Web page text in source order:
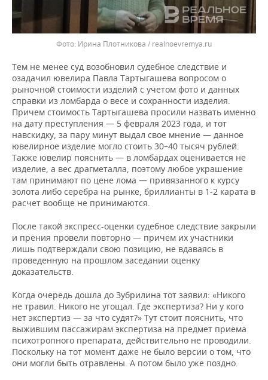
Ирина Плотникова / realnoevremya.ru
Тем не менее суд возобновил судебное следствие и
озадачил ювелира Павла Тартыгашева вопросом о
рыночной стоимости изделий с учетом фото и данных
справки из ломбарда о весе и сохранности изделия.
Причем стоимость Тартыгашева просили назвать именно
на дату преступления — 5 февраля 2023 года, и тот
навскидку, за пару минут выдал свое мнение — данное
ювелирное изделие могло стоить 30–40 тысяч рублей.
Также ювелир пояснить — в ломбардах оценивается не
изделие, а вес драгметалла, поэтому любое украшение
там принимают по цене лома — привязанного к курсу
золота либо серебра на рынке, бриллианты в 1-2 карата в
расчет вообще не принимаются.
После такой экспресс-оценки судебное следствие закрыли
и прения провели повторно — причем их участники
лишь подтверждали свою позицию, не вдаваясь в
проведенную на прошлом заседании оценку
доказательств.
Когда очередь дошла до Зубрилина тот заявил: «Никого
не травил. Никого не угощал. Где экспертиза? Ни у кого
нет экспертиз — за что судят?» Тут стоит пояснить, что
выжившим пассажирам экспертиза на предмет приема
психотропного препарата, действительно не проводили.
Поскольку на тот момент даже не было версии о том, что
они могли быть отравлены. А потом было уже поздно.